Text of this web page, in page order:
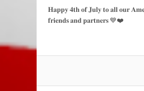
𝐇𝐚𝐩𝐩𝐲 𝟒𝐭𝐡 𝐨𝐟 𝐉𝐮𝐥𝐲 𝐭𝐨 𝐚𝐥𝐥 𝐨𝐮𝐫
𝐟𝐫𝐢𝐞𝐧𝐝𝐬 𝐚𝐧𝐝 𝐩𝐚𝐫𝐭𝐧𝐞𝐫𝐬 💙❤️